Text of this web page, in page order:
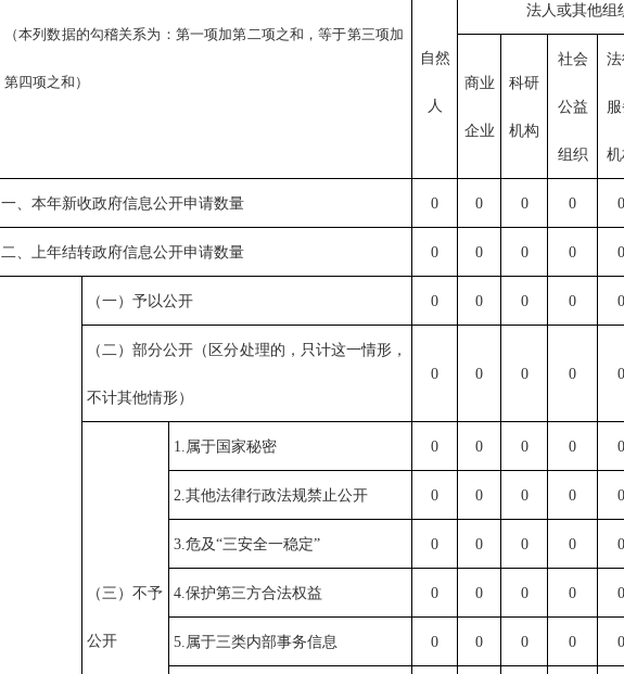
（本列数据的勾稽关系为：第一项加第二项之和，等于第三项加
第四项之和）
自然
人
法人或其他组
商业
企业
科研
机构
社会
公益
组织
一、本年新收政府信息公开申请数量 0 0 0 0 0
二、上年结转政府信息公开申请数量 0 0 0 0 0
（一）予以公开 0 0 0 0 0
（二）部分公开（区分处理的，只计这一情形，
不计其他情形）
0 0 0 0 0
（三）不予
公开
1.属于国家秘密 0 0 0 0 0
2.其他法律行政法规禁止公开 0 0 0 0 0
3.危及“三安全一稳定” 0 0 0 0 0
4.保护第三方合法权益 0 0 0 0 0
5.属于三类内部事务信息 0 0 0 0 0